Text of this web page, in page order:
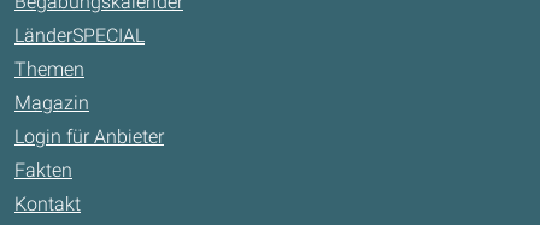
LänderSPECIAL
Themen
Magazin
Login für Anbieter
Fakten
Kontakt